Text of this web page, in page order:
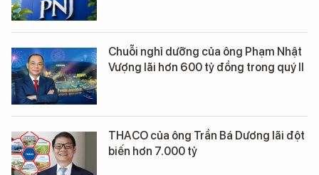
Chuỗi nghỉ dưỡng của ông Phạm Nhật
Vượng lãi hơn 600 tỷ đồng trong quý II
THACO của ông Trần Bá Dương lãi đột
biến hơn 7.000 tỷ